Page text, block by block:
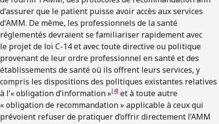
d'assurer que le patient puisse avoir accès aux services
d'AMM. De même, les professionnels de la santé
réglementés devraient se familiariser rapidement avec
le projet de loi C-14 et avec toute directive ou politique
provenant de leur ordre professionnel en santé et des
établissements de santé où ils offrent leurs services, y
compris les dispositions des politiques existantes relatives
à l’« obligation d’information »[4] et à toute autre
« obligation de recommandation » applicable à ceux qui
prévoient refuser de pratiquer d’offrir directement l’AMM